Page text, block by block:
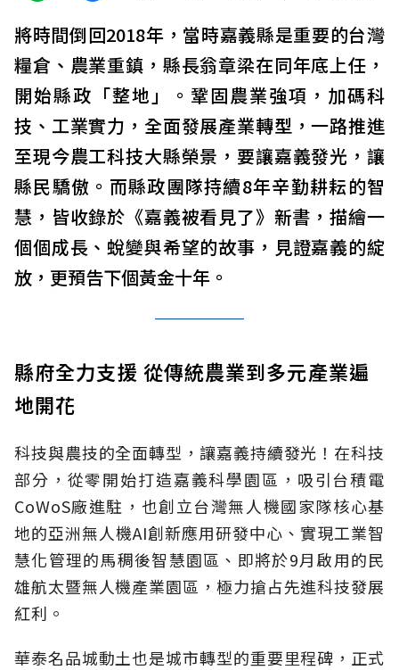
將時間倒回2018年，當時嘉義縣是重要的台灣
糧倉、農業重鎮，縣長翁章梁在同年底上任，
開始縣政「整地」。鞏固農業強項，加碼科
技、工業實力，全面發展產業轉型，一路推進
至現今農工科技大縣榮景，要讓嘉義發光，讓
縣民驕傲。而縣政團隊持續8年辛勤耕耘的智
慧，皆收錄於《嘉義被看見了》新書，描繪一
個個成長、蛻變與希望的故事，見證嘉義的綻
放，更預告下個黃金十年。
縣府全力支援 從傳統農業到多元產業遍
地開花
科技與農技的全面轉型，讓嘉義持續發光！在科技
部分，從零開始打造嘉義科學園區，吸引台積電
CoWoS廠進駐，也創立台灣無人機國家隊核心基
地的亞洲無人機AI創新應用研發中心、實現工業智
慧化管理的馬稠後智慧園區、即將於9月啟用的民
雄航太暨無人機產業園區，極力搶占先進科技發展
紅利。
華泰名品城動土也是城市轉型的重要里程碑，正式